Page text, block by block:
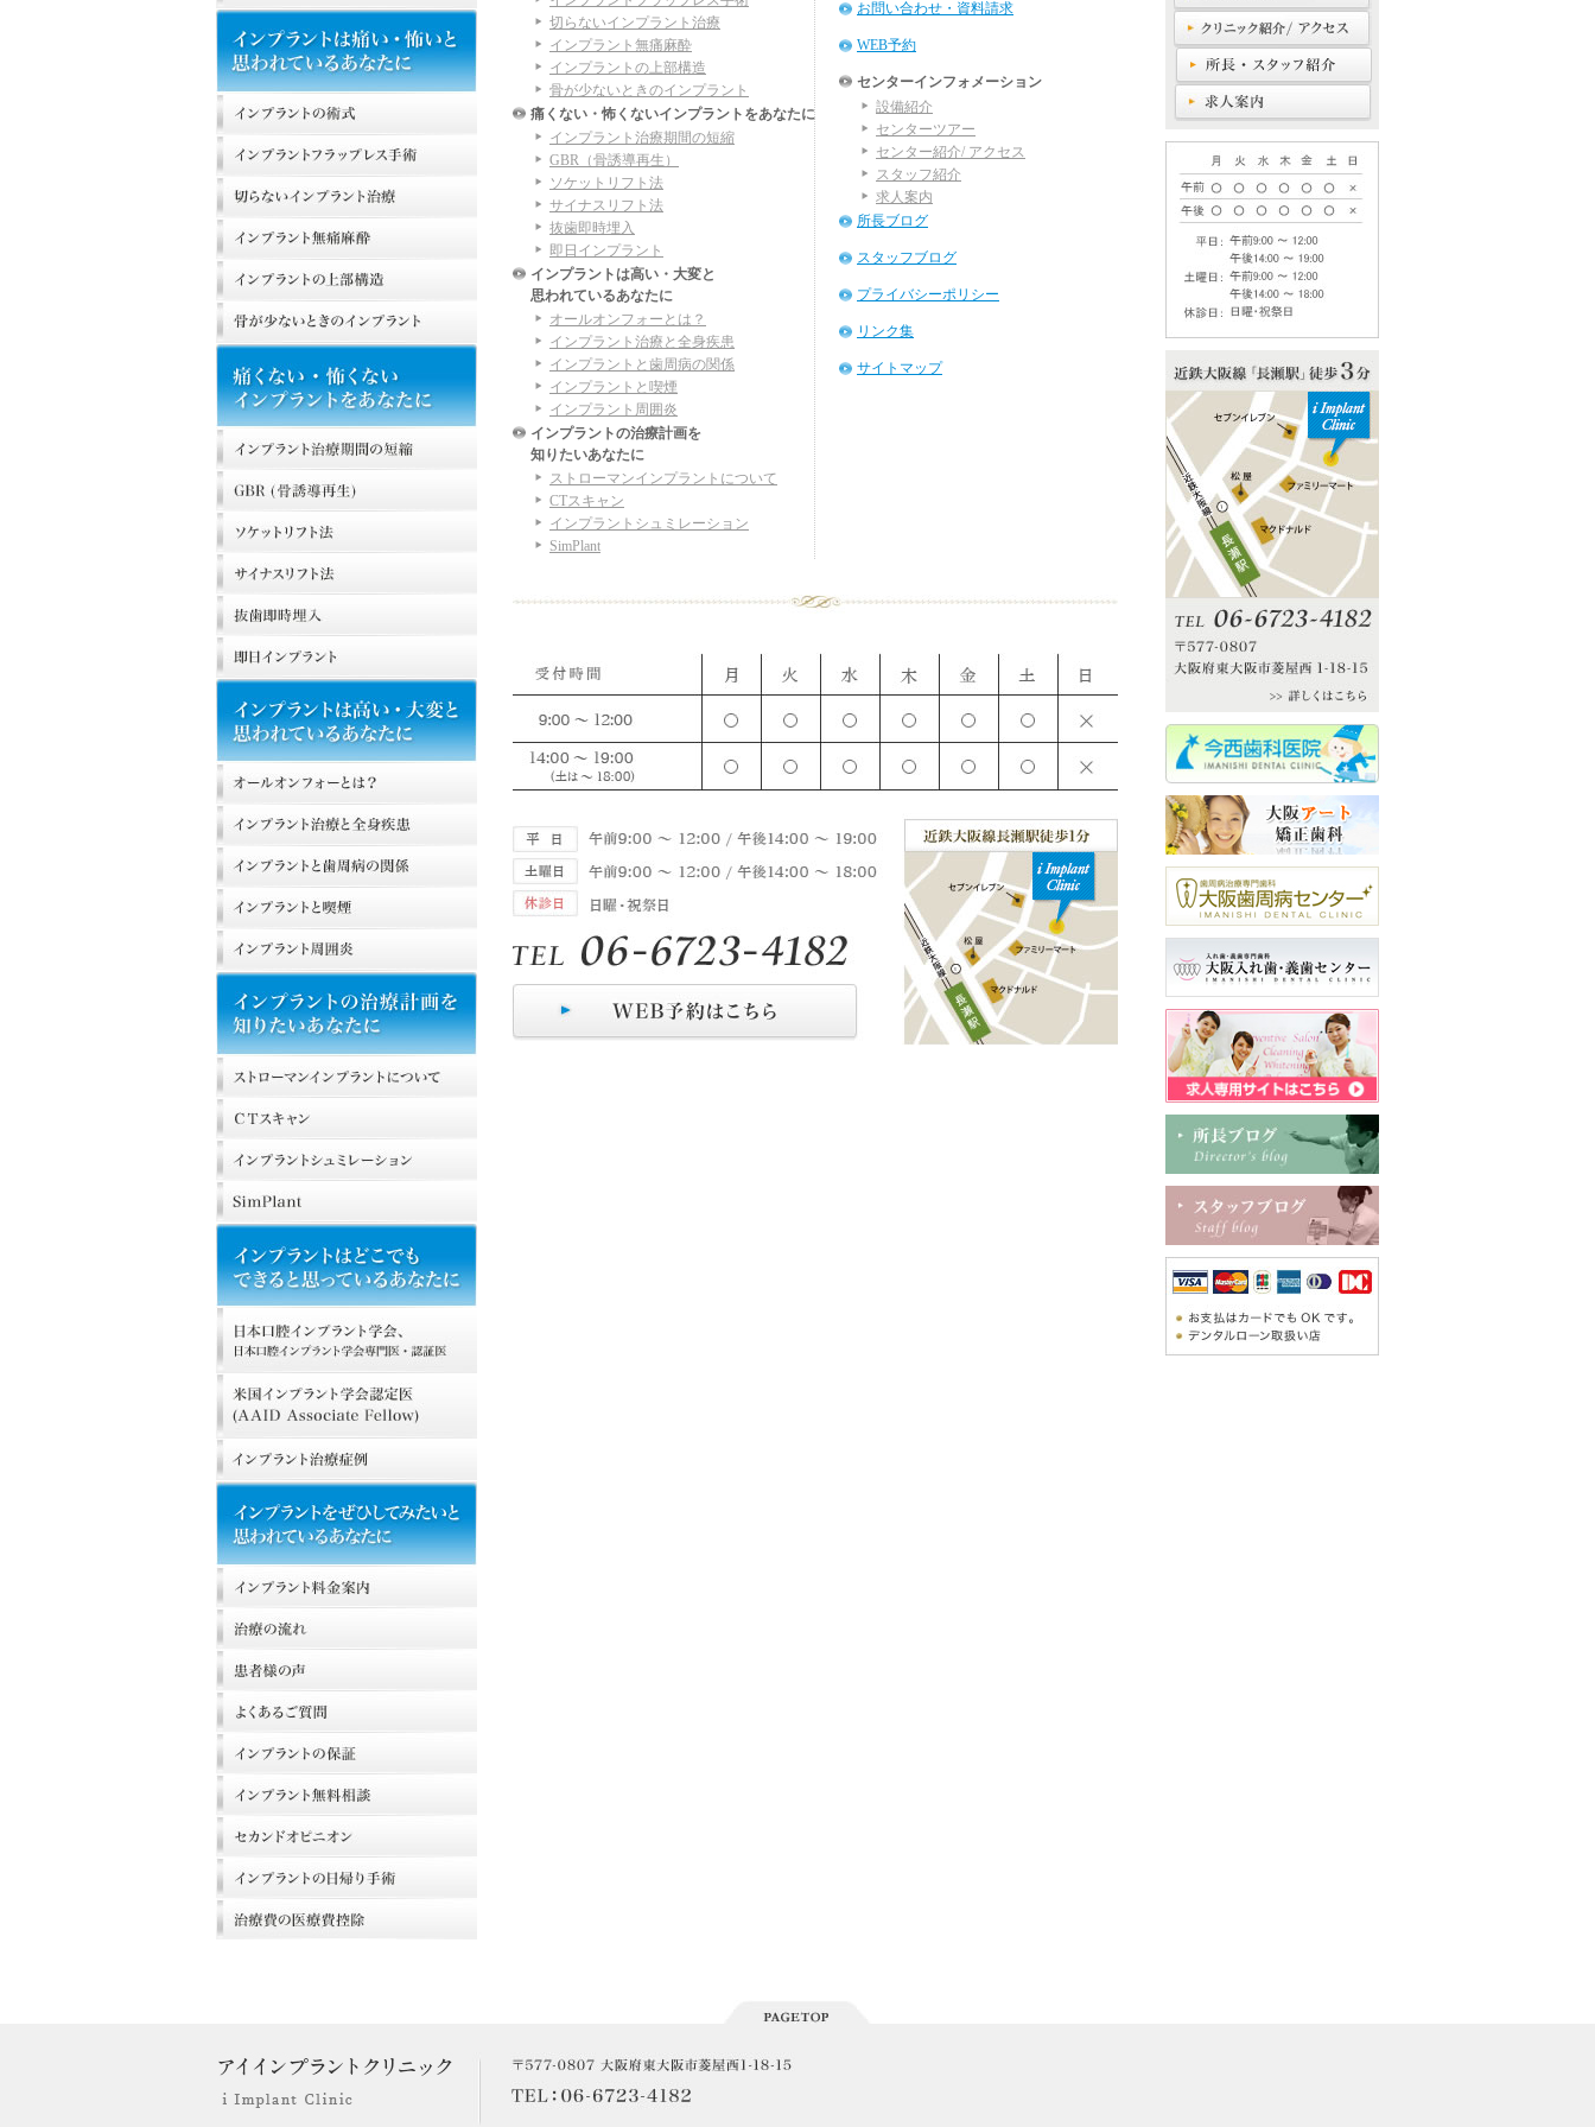
切らないインプラント治療
インプラント無痛麻酔
インプラントの上部構造
骨が少ないときのインプラント
痛くない・怖くないインプラントをあなたに
インプラント治療期間の短縮
GBR（骨誘導再生）
ソケットリフト法
サイナスリフト法
抜歯即時埋入
即日インプラント
インプラントは高い・大変と
思われているあなたに
オールオンフォーとは？
インプラント治療と全身疾患
インプラントと歯周病の関係
インプラントと喫煙
インプラント周囲炎
インプラントの治療計画を
知りたいあなたに
ストローマンインプラントについて
CTスキャン
インプラントシュミレーション
SimPlant
お問い合わせ・資料請求
WEB予約
センターインフォメーション
設備紹介
センターツアー
センター紹介/ アクセス
スタッフ紹介
求人案内
所長ブログ
スタッフブログ
プライバシーポリシー
リンク集
サイトマップ